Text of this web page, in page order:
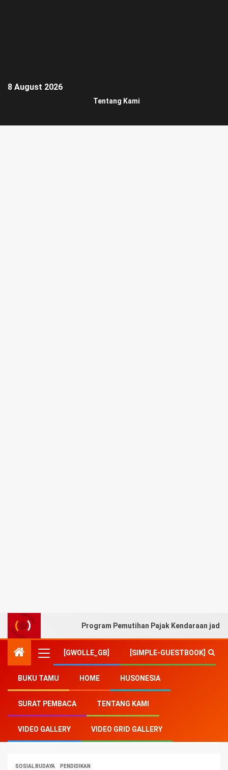
8 August 2026
Tentang Kami
Program Pemutihan Pajak Kendaraan jadi
[GWOLLE_GB] [SIMPLE-GUESTBOOK]
BUKU TAMU HOME HUSONESIA
SURAT PEMBACA TENTANG KAMI
VIDEO GALLERY VIDEO GRID GALLERY
Home-Sosial Budaya-Alumi UNAIR Bersama
Relawan Millenials Jatim Kirimkan Donasi bagi Anak-
Anak Terdampak Bencana
SOSIAL BUDAYA PENDIDIKAN